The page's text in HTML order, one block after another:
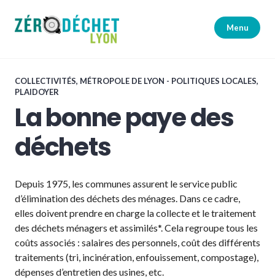
contenu
Menu
COLLECTIVITÉS, MÉTROPOLE DE LYON - POLITIQUES LOCALES,
PLAIDOYER
La bonne paye des
déchets
Depuis 1975, les communes assurent le service public
d’élimination des déchets des ménages. Dans ce cadre,
elles doivent prendre en charge la collecte et le traitement
des déchets ménagers et assimilés*. Cela regroupe tous les
coûts associés : salaires des personnels, coût des différents
traitements (tri, incinération, enfouissement, compostage),
dépenses d’entretien des usines, etc.